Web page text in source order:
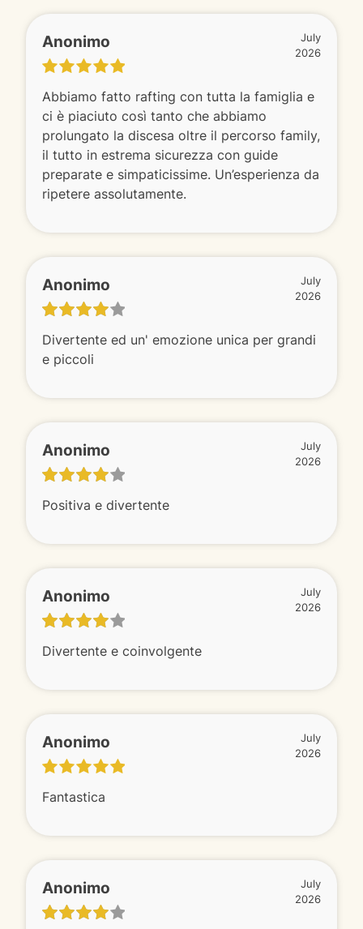
Anonimo
July
2026
Abbiamo fatto rafting con tutta la famiglia e
ci è piaciuto così tanto che abbiamo
prolungato la discesa oltre il percorso family,
il tutto in estrema sicurezza con guide
preparate e simpaticissime. Un’esperienza da
ripetere assolutamente.
Anonimo
July
2026
Divertente ed un' emozione unica per grandi
e piccoli
Anonimo
July
2026
Positiva e divertente
Anonimo
July
2026
Divertente e coinvolgente
Anonimo
July
2026
Fantastica
Anonimo
July
2026